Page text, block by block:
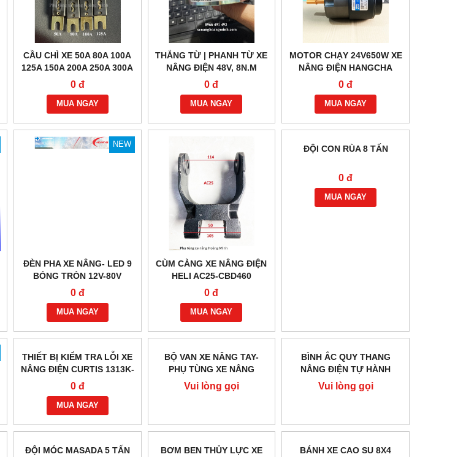
CẦU CHÌ XE 50A 80A 100A
125A 150A 200A 250A 300A
0 đ
MUA NGAY
THẮNG TỪ | PHANH TỪ XE
NÂNG ĐIỆN 48V, 8N.M
0 đ
MUA NGAY
MOTOR CHẠY 24V650W XE
NÂNG ĐIỆN HANGCHA
0 đ
MUA NGAY
NEW
ĐÈN PHA XE NÂNG- LED 9
BÓNG TRÒN 12V-80V
0 đ
MUA NGAY
CÙM CÀNG XE NÂNG ĐIỆN
HELI AC25-CBD460
0 đ
MUA NGAY